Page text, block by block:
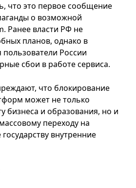
что это первое сообщение
о возможной
Ранее власти РФ не
планов, однако в
России
сбои в работе сервиса.
что блокирование
может не только
бизнеса и образования, но и
переходу на
внутренние